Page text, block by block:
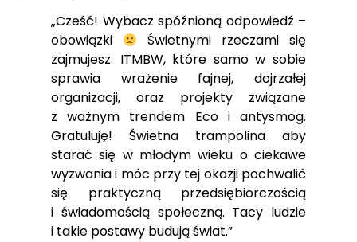
„Cześć! Wybacz spóźnioną odpowiedź –
obowiązki
Świetnymi rzeczami się
zajmujesz. ITMBW, które samo w sobie
sprawia wrażenie fajnej, dojrzałej
organizacji, oraz projekty związane
z ważnym trendem Eco i antysmog.
Gratuluję! Świetna trampolina aby
starać się w młodym wieku o ciekawe
wyzwania i móc przy tej okazji pochwalić
się praktyczną przedsiębiorczością
i świadomością społeczną. Tacy ludzie
i takie postawy budują świat.”